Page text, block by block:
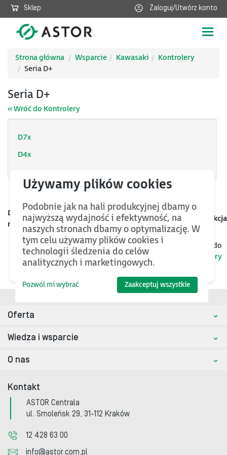
Sklep Zaloguj/Utwórz konto
Strona główna
Wsparcie Kawasaki
Kontrolery
Seria D+
Seria D+
« Wróć do Kontrolery
D7x
D4x
Data
mod.
KategoriaNazwa Rozmiar Akcja
Jeśli chcesz znaleźć więcej plików oraz bazy wiedzy, wróć do
kategorii nadrzędnej
Kontrolery
Oferta
Wiedza i wsparcie
O nas
Kontakt
ASTOR Centrala
ul. Smoleńsk 29, 31-112 Kraków
12 428 63 00
info@astor.com.pl
Podobnie jak na hali produkcyjnej dbamy o
najwyższą wydajność i efektywność, na
naszych stronach dbamy o optymalizację. W
tym celu używamy plików cookies i
technologii śledzenia do celów
analitycznych i marketingowych.
Pozwól mi wybrać Zaakceptuj wszystkie